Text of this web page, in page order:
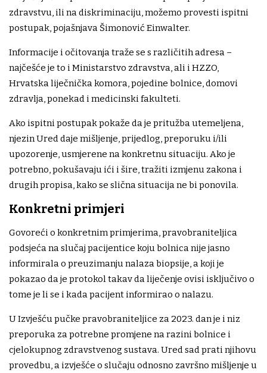
zdravstvu, ili na diskriminaciju, možemo provesti ispitni
postupak, pojašnjava Šimonović Einwalter.
Informacije i očitovanja traže se s različitih adresa –
najčešće je to i Ministarstvo zdravstva, ali i HZZO,
Hrvatska liječnička komora, pojedine bolnice, domovi
zdravlja, ponekad i medicinski fakulteti.
Ako ispitni postupak pokaže da je pritužba utemeljena,
njezin Ured daje mišljenje, prijedlog, preporuku i/ili
upozorenje, usmjerene na konkretnu situaciju. Ako je
potrebno, pokušavaju ići i šire, tražiti izmjenu zakona i
drugih propisa, kako se slična situacija ne bi ponovila.
Konkretni primjeri
Govoreći o konkretnim primjerima, pravobraniteljica
podsjeća na slučaj pacijentice koju bolnica nije jasno
informirala o preuzimanju nalaza biopsije, a koji je
pokazao da je protokol takav da liječenje ovisi isključivo o
tome je li se i kada pacijent informirao o nalazu.
U Izvješću pučke pravobraniteljice za 2023. dan je i niz
preporuka za potrebne promjene na razini bolnice i
cjelokupnog zdravstvenog sustava. Ured sad prati njihovu
provedbu, a izvješće o slučaju odnosno završno mišljenje u